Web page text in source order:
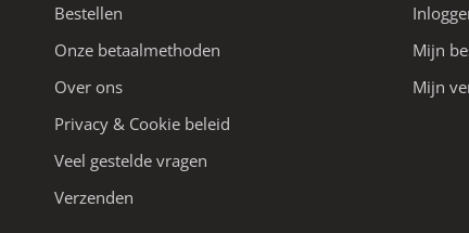
Bestellen
Onze betaalmethoden
Over ons
Privacy & Cookie beleid
Veel gestelde vragen
Verzenden
Mijn
Mijn